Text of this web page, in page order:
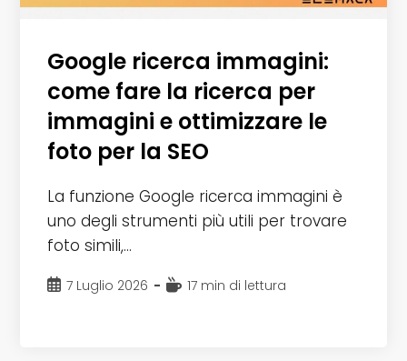
Google ricerca immagini:
come fare la ricerca per
immagini e ottimizzare le
foto per la SEO
La funzione Google ricerca immagini è
uno degli strumenti più utili per trovare
foto simili,…
Articolo
7 Luglio 2026
Tempo17 min di lettura